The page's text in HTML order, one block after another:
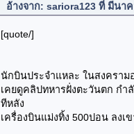
อ้างจาก: sariora123 ที่ มีนา
[quote/]
นักบินประจำแหละ ในสงคราม
เคยดูคลิปทหารฝั่งตะวันตก กำ
ทีหลัง
เครื่องบินแม่งทิ้ง 500ปอน ลงเ